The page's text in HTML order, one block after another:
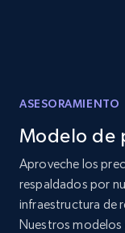
Amazon
Collecting
ASESORAMIENTO
Modelo de
Aproveche los
respaldados por
infraestructura de
Nuestros modelos